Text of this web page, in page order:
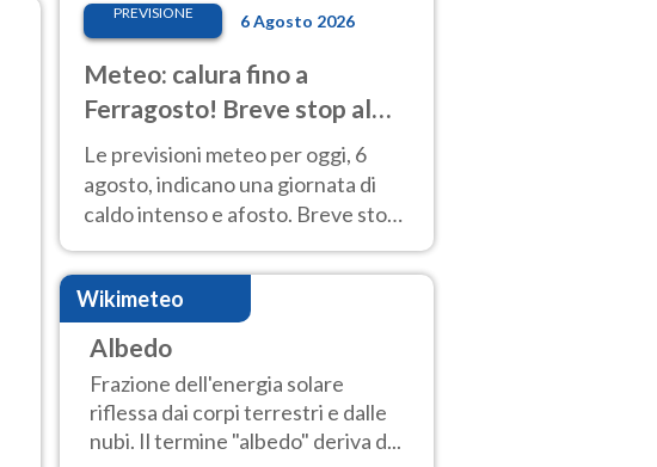
PREVISIONE 6 Agosto 2026
Meteo: calura fino a
Ferragosto! Breve stop al
Nord tra 7 e 9 agosto
Le previsioni meteo per oggi, 6
agosto, indicano una giornata di
caldo intenso e afosto. Breve stop
all'Anticiclone solo sulle regioni del
Nord.
Wikimeteo
Albedo
Frazione dell'energia solare
riflessa dai corpi terrestri e dalle
nubi. Il termine "albedo" deriva d...